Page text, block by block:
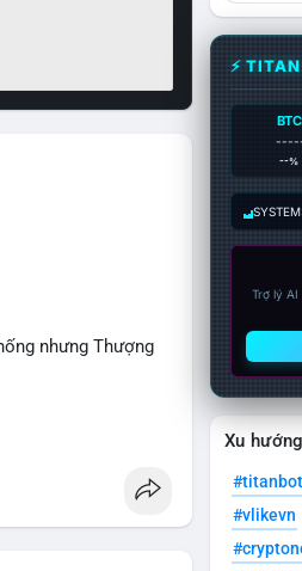
nhưng Thượng
⚡
BTC
--%
Trợ lý
Xu
#titanbot
#vlikevn